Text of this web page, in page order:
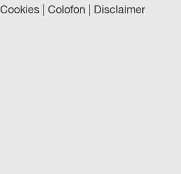
Cookies
Colofon Disclaimer